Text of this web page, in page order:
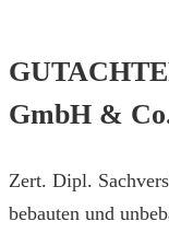
GmbH &
Zert. Dipl.
bebauten und